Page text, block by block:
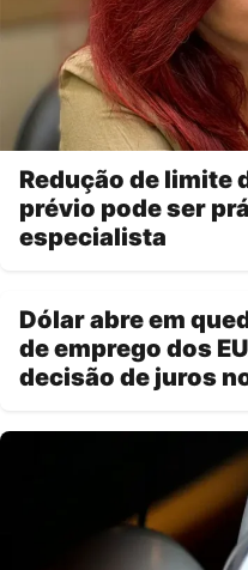
Redução de limite
prévio pode ser
especialista
Dólar abre em
de emprego dos
decisão de juros